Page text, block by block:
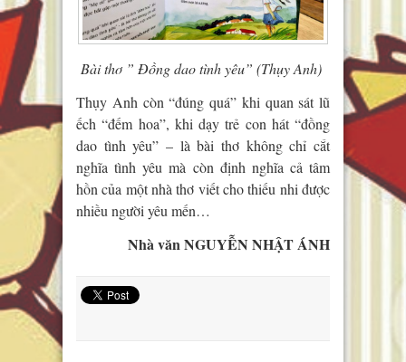
Bài thơ ” Đồng dao tình yêu” (Thụy Anh)
Thụy Anh còn “đúng quá” khi quan sát lũ
ếch “đếm hoa”, khi dạy trẻ con hát “đồng
dao tình yêu” – là bài thơ không chỉ cắt
nghĩa tình yêu mà còn định nghĩa cả tâm
hồn của một nhà thơ viết cho thiếu nhi được
nhiều người yêu mến…
Nhà văn NGUYỄN NHẬT ÁNH